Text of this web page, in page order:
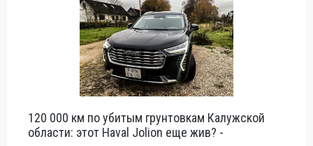
120 000 км по убитым грунтовкам Калужской
области: этот Haval Jolion еще жив? -